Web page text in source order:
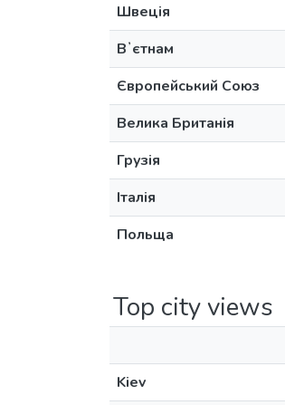
Швеція
Вʼєтнам
Європейський Союз
Велика Британія
Грузія
Італія
Польща
Top city views
Kiev